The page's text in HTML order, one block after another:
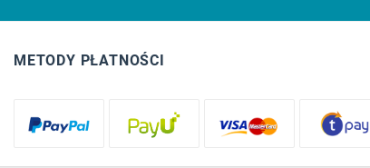
METODY PŁATNOŚCI